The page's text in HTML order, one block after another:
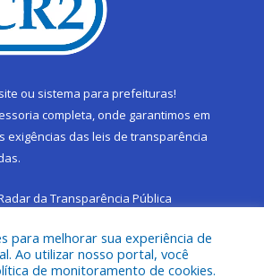
ou sistema para prefeituras!
completa, onde garantimos em
exigências das leis de transparência
da Transparência Pública
para melhorar sua experiência de
Ao utilizar nosso portal, você
de monitoramento de cookies.